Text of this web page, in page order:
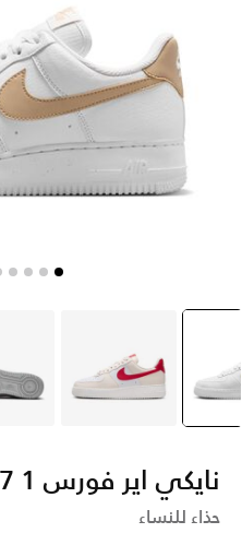
selected
أبيض أبيض
نايكي اير فورس 1 07' نيكست نيتشر
حذاء للنساء